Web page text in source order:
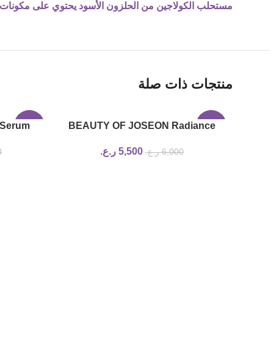
مستحلب الكولاجين من الحلزون الأسود يحتوي على
منتجات ذات صلة
-8%
BEAUTY OF JOSEON Radiance
6,000 ر.ع. 5,500 ر.ع.
-17%